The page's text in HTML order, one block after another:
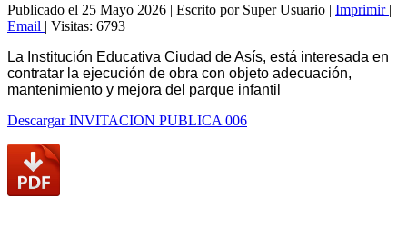
Publicado el 25 Mayo 2026 | Escrito por Super Usuario | Imprimir |
Email | Visitas: 6793
La Institución Educativa Ciudad de Asís, está interesada en
contratar la ejecución de obra con objeto adecuación,
mantenimiento y mejora del parque infantil
Descargar INVITACION PUBLICA 006